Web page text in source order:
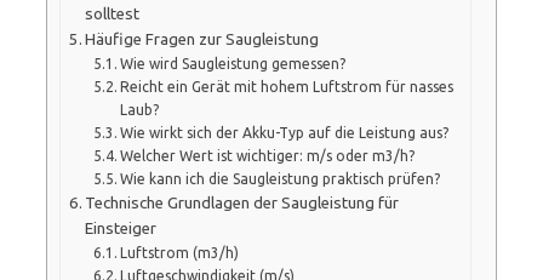
solltest
Häufige Fragen zur Saugleistung
Wie wird Saugleistung gemessen?
Reicht ein Gerät mit hohem Luftstrom für nasses
Laub?
Wie wirkt sich der Akku-Typ auf die Leistung aus?
Welcher Wert ist wichtiger: m/s oder m3/h?
Wie kann ich die Saugleistung praktisch prüfen?
Technische Grundlagen der Saugleistung für
Einsteiger
Luftstrom (m3/h)
Luftgeschwindigkeit (m/s)